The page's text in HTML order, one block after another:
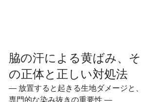
脇の汗による黄ばみ、そ
の正体と正しい対処法
― 放置すると起きる生地ダメージと、
専門的な染み抜きの重要性 ―